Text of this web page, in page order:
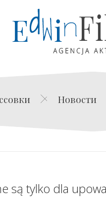
Новости
są tylko dla